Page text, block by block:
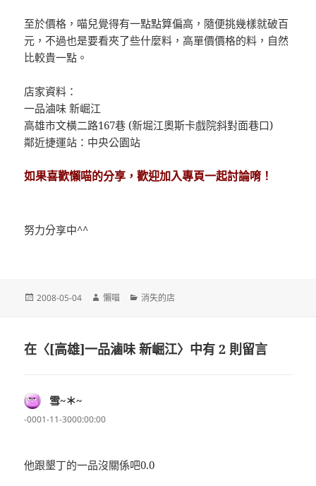
至於價格，喵兒覺得有一點點算偏高，隨便挑幾樣就破百
元，不過也是要看夾了些什麼料，高單價價格的料，自然
比較貴一點。
店家資料：
一品滷味 新崛江
高雄市文橫二路167巷 (新堀江奧斯卡戲院斜對面巷口)
鄰近捷運站：中央公園站
如果喜歡懶喵的分享，歡迎加入專頁一起討論唷！
努力分享中^^
發
2008-05-04
作
懶喵
分
消失的店
在〈[高雄]一品滷味 新崛江〉中有 2 則留言
雪~＊~
示:
-0001-11-3000:00:00
他跟墾丁的一品沒關係吧0.0